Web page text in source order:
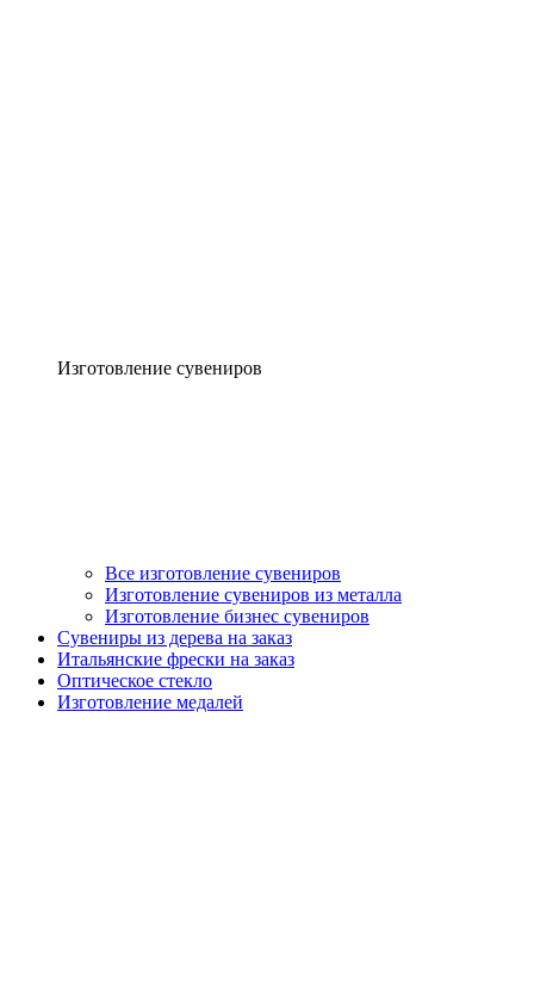
Изготовление сувениров
Все изготовление сувениров
Изготовление сувениров из металла
Изготовление бизнес сувениров
Сувениры из дерева на заказ
Итальянские фрески на заказ
Оптическое стекло
Изготовление медалей